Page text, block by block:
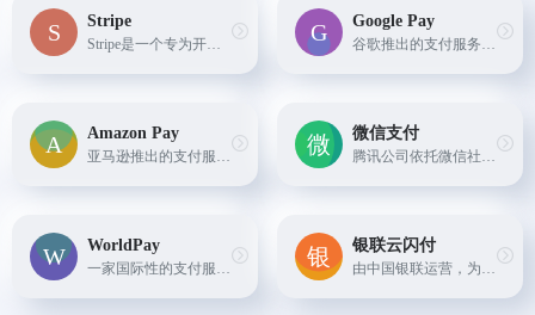
Stripe
Stripe是一个专为开发者设计的在线支付处理平台，提供简单易用的API接口，便于企业和创业公司快速集成支付功能。
Google Pay
谷歌推出的支付服务，适用于Android设备和网页端，用于简化购物、转账和账单支付流程。
Amazon Pay
亚马逊推出的支付服务，让消费者可以在其他电商网站上使用他们存储在亚马逊账户中的信息进行付款。 标签：支付
微信支付
腾讯公司依托微信社交平台推出的移动支付解决方案，用户可以通过绑定银行卡进行线上线下消费、转账、红包发放等操作。
WorldPay
一家国际性的支付服务提供商，帮助企业在全球范围内接收多种支付方式的款项。
银联云闪付
由中国银联运营，为用户提供安全高效的网上支付服务，广泛应用于各大电商平台及各类商户网站。